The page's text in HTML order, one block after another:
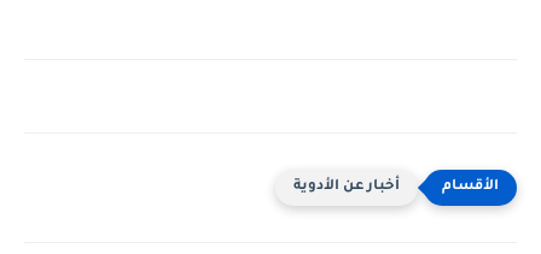
أخبار عن الأدوية